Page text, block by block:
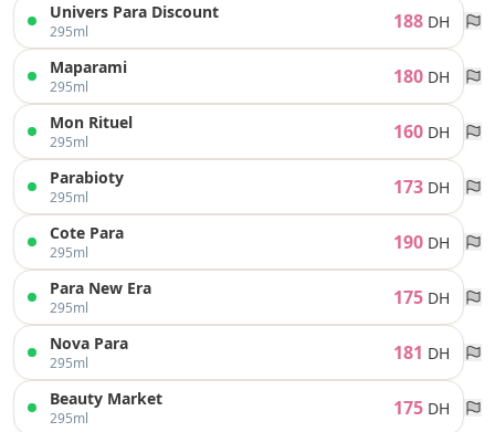
Univers Para Discount
295ml 188 DH
Maparami
295ml 180 DH
Mon Rituel
295ml 160 DH
Parabioty
295ml 173 DH
Cote Para
295ml 190 DH
Para New Era
295ml 175 DH
Nova Para
295ml 181 DH
Beauty Market
295ml 175 DH